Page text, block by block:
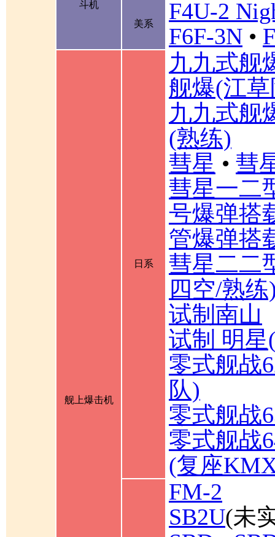
斗机
美系
F4U-2
F6F-3N •
舰上爆击机
日系
九九式舰
舰爆(江
九九式舰
(熟练)
彗星 • 彗
彗星一二
号爆弹搭
管爆弹搭
彗星二二
四空/熟练
试制南山
试制 明
零式舰战
队)
零式舰战
零式舰战
(复座
FM-2
SB2U(未